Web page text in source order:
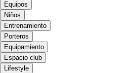
Equipos
Niños
Entrenamiento
Porteros
Equipamiento
Espacio club
Lifestyle